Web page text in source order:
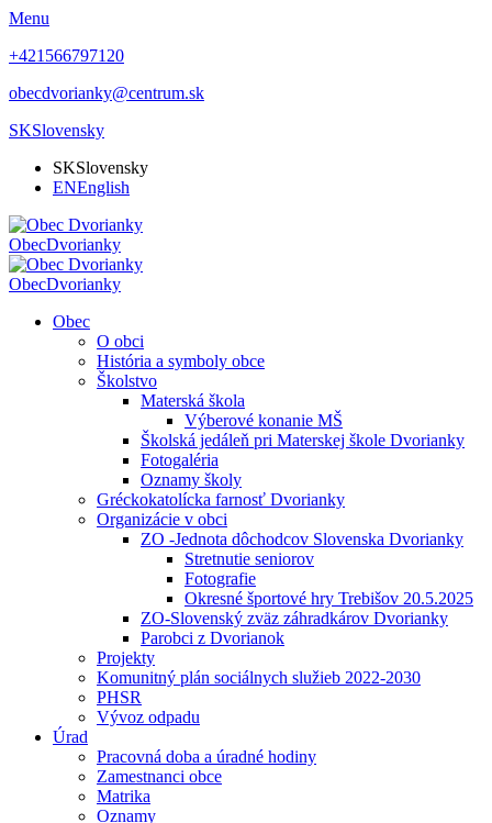
Menu
+421566797120
obecdvorianky@centrum.sk
SKSlovensky
SKSlovensky
ENEnglish
ObecDvorianky
ObecDvorianky
Obec
O obci
História a symboly obce
Školstvo
Materská škola
Výberové konanie MŠ
Školská jedáleň pri Materskej škole Dvorianky
Fotogaléria
Oznamy školy
Gréckokatolícka farnosť Dvorianky
Organizácie v obci
ZO -Jednota dôchodcov Slovenska Dvorianky
Stretnutie seniorov
Fotografie
Okresné športové hry Trebišov 20.5.2025
ZO-Slovenský zväz záhradkárov Dvorianky
Parobci z Dvorianok
Projekty
Komunitný plán sociálnych služieb 2022-2030
PHSR
Vývoz odpadu
Úrad
Pracovná doba a úradné hodiny
Zamestnanci obce
Matrika
Oznamy